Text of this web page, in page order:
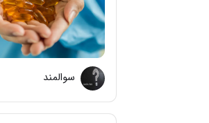
سوالمند